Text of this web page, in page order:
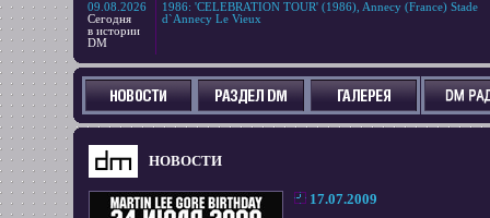
09.08.2026
Сегодня
в истории
DM
1986: 'CELEBRATION TOUR' (1986), Annecy (France) Stade
d`Annecy Le Vieux
НОВОСТИ
17.07.2009